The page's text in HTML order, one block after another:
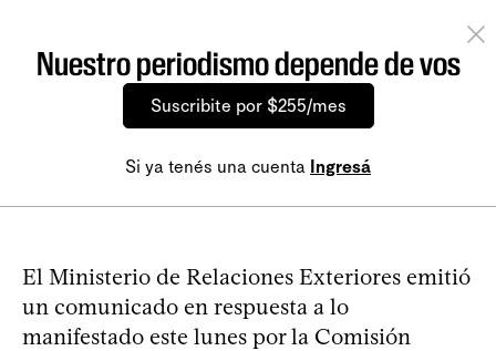
Nuestro periodismo depende de vos
Suscribite por $255/mes
Si ya tenés una cuenta Ingresá
El Ministerio de Relaciones Exteriores emitió
un comunicado en respuesta a lo
manifestado este lunes por la Comisión